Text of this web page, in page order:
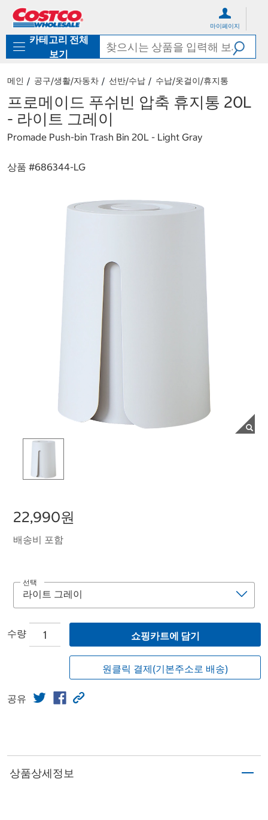
로
기
가
마이페이지
카테고리 전체
보기
메인 공구/생활/자동차 선반/수납 수납/옷걸이/휴지통
프로메이드 푸쉬빈 압축 휴지통 20L
- 라이트 그레이
Promade Push-bin Trash Bin 20L - Light Gray
상품 #686344-LG
22,990원
배송비 포함
선택
수량 쇼핑카트에 담기
원클릭 결제(기본주소로 배송)
공유
상품상세정보